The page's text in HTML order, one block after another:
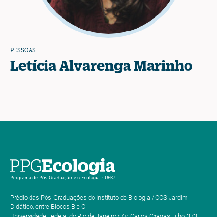
PESSOAS
Letícia Alvarenga Marinho
Prédio das Pós-Graduações do Instituto de Biologia / CCS Jardim
Didático, entre Blocos B e C